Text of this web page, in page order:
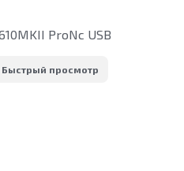
Быстрый просмотр